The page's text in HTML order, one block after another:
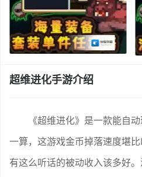
超维进化手游介绍
《超维进化》是一款能自
一算，这游戏金币掉落速度堪
有这么听话的被动收入该多好